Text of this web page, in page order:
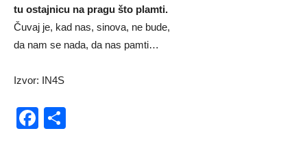
tu ostajnicu na pragu što plamti.
Čuvaj je, kad nas, sinova, ne bude,
da nam se nada, da nas pamti…
Izvor: IN4S
Facebook